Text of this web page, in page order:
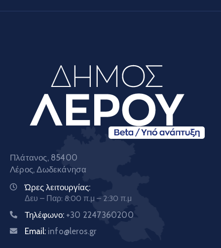
Πλάτανος, 85400
Λέρος, Δωδεκάνησα
Ώρες λειτουργίας:
Δευ – Παρ: 8:00 π.μ – 2:30 π.μ
Τηλέφωνο: +30 2247360200
Email: info@leros.gr